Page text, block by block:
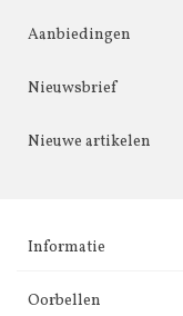
Aanbiedingen
Nieuwsbrief
Nieuwe artikelen
Informatie
Oorbellen